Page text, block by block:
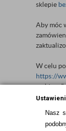
Nasz
sklepie
Aby móc
W celu
https://
wybierz
do
być